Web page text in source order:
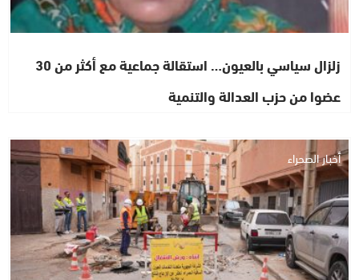
زلزال سياسي بالعيون… استقالة جماعية مع أكثر من 30
عضوا من حزب العدالة والتنمية
أخبار الصحراء